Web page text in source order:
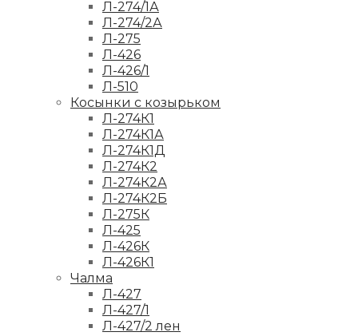
Л-274/1А
Л-274/2А
Л-275
Л-426
Л-426/1
Л-510
Косынки с козырьком
Л-274К1
Л-274К1А
Л-274К1Д
Л-274К2
Л-274К2А
Л-274К2Б
Л-275К
Л-425
Л-426К
Л-426К1
Чалма
Л-427
Л-427/1
Л-427/2 лен